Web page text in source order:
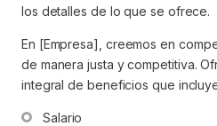
los detalles de lo que se ofrece.
En [Empresa], creemos en
de manera justa y competitiva.
integral de beneficios que
Salario